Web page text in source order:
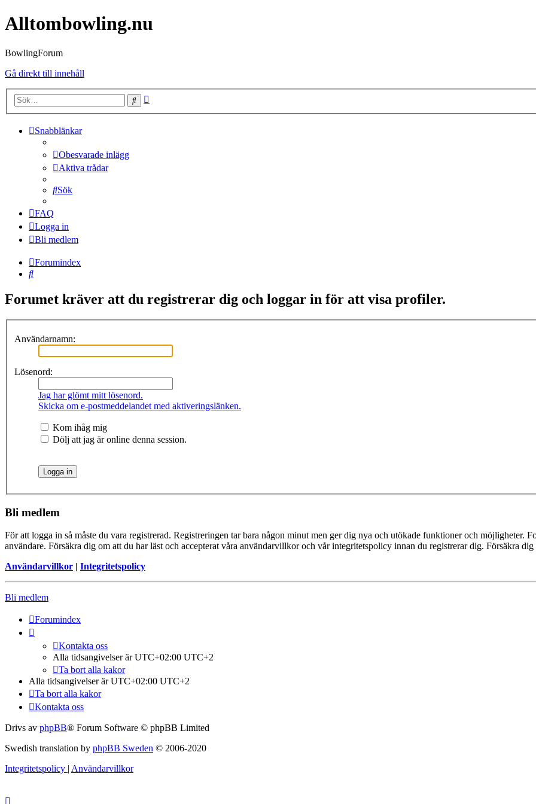
Alltombowling.nu
BowlingForum
Gå direkt till innehåll
Sök
Snabblänkar
Obesvarade inlägg
Aktiva trådar
Sök
FAQ
Logga in
Bli medlem
Forumindex
Sök
Forumet kräver att du registrerar dig och loggar in för att visa profiler.
Användarnamn:
Lösenord:
Jag har glömt mitt lösenord.
Skicka om e-postmeddelandet med aktiveringslänken.
Kom ihåg mig
Dölj att jag är online denna session.
Bli medlem
För att logga in så måste du vara registrerad. Registreringen tar bara någon minut men ger dig nya och utökade funktioner och möjligheter.
användare. Försäkra dig om att du har läst och accepterat våra användarvillkor och vår integritetspolicy innan du registrerar dig. Försäkra
Användarvillkor | Integritetspolicy
Bli medlem
Forumindex
Kontakta oss
Alla tidsangivelser är UTC+02:00 UTC+2
Ta bort alla kakor
Alla tidsangivelser är UTC+02:00 UTC+2
Ta bort alla kakor
Kontakta oss
Drivs av phpBB® Forum Software © phpBB Limited
Swedish translation by phpBB Sweden © 2006-2020
Integritetspolicy | Användarvillkor